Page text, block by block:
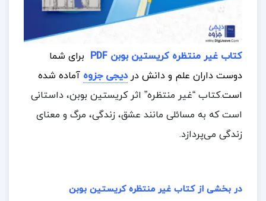
کتاب غیر منتظره کریستین بوبن PDF
برای شما
دوست داران علم و دانش دردیجی جزوه آماده شده
است.کتاب “غیر منتظره” اثر کریستین بوبن، داستانی
است که به مسائلی مانند عشق، زندگی، مرگ و معنای
زندگی می‌پردازد.
در بخشی از کتاب غیر منتظره کریستین بوبن